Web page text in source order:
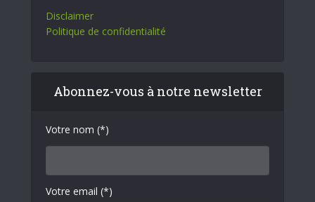
Disclaimer
Politique de confidentialité
Abonnez-vous à notre newsletter
Votre nom (*)
Votre email (*)